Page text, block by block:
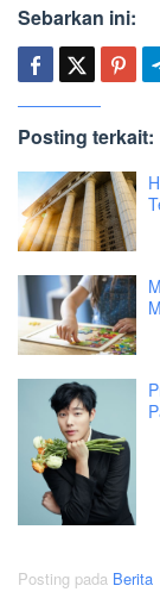
Sebarkan ini:
Posting terkait:
Posting pada Berita